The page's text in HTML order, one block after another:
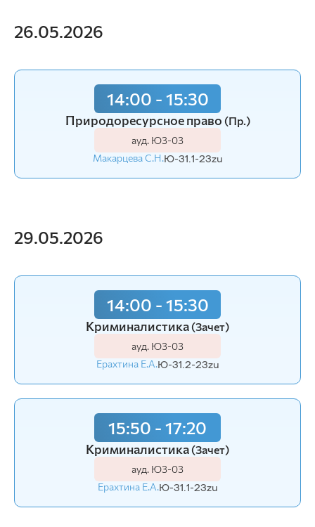
26.05.2026
14:00 - 15:30
Природоресурсное право (Пр.)
ауд. Ю3-03
Макарцева С.Н.Ю-31.1-23zu
29.05.2026
14:00 - 15:30
Криминалистика(Зачет)
ауд. Ю3-03
Ерахтина Е.А.Ю-31.2-23zu
15:50 - 17:20
Криминалистика(Зачет)
ауд. Ю3-03
Ерахтина Е.А.Ю-31.1-23zu